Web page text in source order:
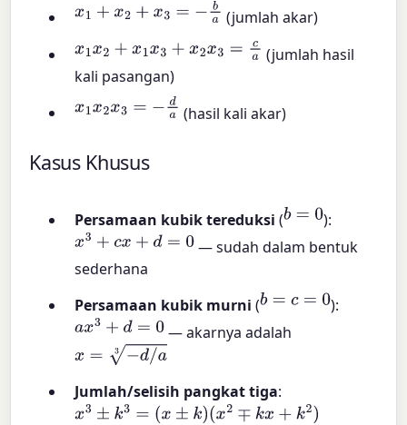
x1 +x2 +x3=−ba
(jumlah akar)
x1x2+ x1 x3+x2 x3=ca
(jumlah hasil
kali pasangan)
x1x2x3= −d a (hasil kali akar)
Kasus Khusus
Persamaan kubik tereduksi (b =0
):
x3+cx +d=0
— sudah dalam bentuk
sederhana
Persamaan kubik murni (b =c=0
):
ax3+d=0
— akarnya adalah
x=−d /a3
Jumlah/selisih pangkat tiga:
x3±k3=(x ±k )(x2 ∓kx+k2)